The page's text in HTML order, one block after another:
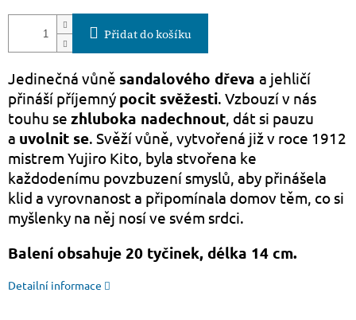
Přidat do košíku
Jedinečná vůně sandalového dřeva a jehličí
přináší příjemný pocit svěžesti. Vzbouzí v nás
touhu se zhluboka nadechnout, dát si pauzu
a uvolnit se. Svěží vůně, vytvořená již v roce 1912
mistrem Yujiro Kito, byla stvořena ke
každodenímu povzbuzení smyslů, aby přinášela
klid a vyrovnanost a připomínala domov těm, co si
myšlenky na něj nosí ve svém srdci.
Balení obsahuje 20 tyčinek, délka 14 cm.
Detailní informace